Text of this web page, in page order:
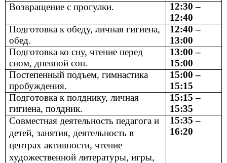
Возвращение с прогулки.
12:30 –
12:40
Подготовка к обеду, личная гигиена,
обед.
12:40 –
13:00
Подготовка ко сну, чтение перед
сном, дневной сон.
13:00 –
15:00
Постепенный подъем, гимнастика
пробуждения.
15:00 –
15:15
Подготовка к полднику, личная
гигиена, полдник.
15:15 –
15:35
Совместная деятельность педагога и
детей, занятия, деятельность в
центрах активности, чтение
художественной литературы, игры,
15:35 –
16:20